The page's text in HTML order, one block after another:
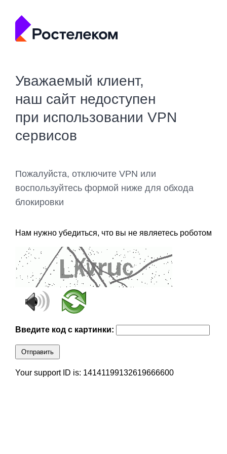
Уважаемый клиент,
наш сайт недоступен
при использовании VPN
сервисов
Пожалуйста, отключите VPN или
воспользуйтесь формой ниже для обхода
блокировки
Нам нужно убедиться, что вы не являетесь роботом
Введите код с картинки:
Отправить
Your support ID is: 14141199132619666600